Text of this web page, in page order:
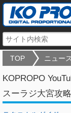
TOP ニュース
KOPROPO
スーラジ大宮攻略